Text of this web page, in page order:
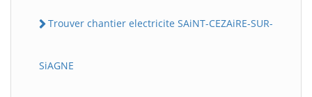
Trouver chantier electricite SAiNT-CEZAiRE-SUR-
SiAGNE